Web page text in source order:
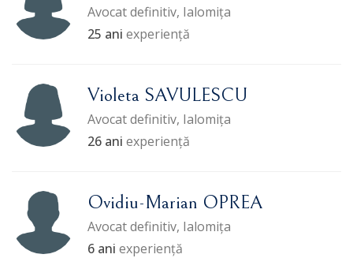
Avocat definitiv, Ialomița
25 ani experiență
Violeta SAVULESCU
Avocat definitiv, Ialomița
26 ani experiență
Ovidiu-Marian OPREA
Avocat definitiv, Ialomița
6 ani experiență